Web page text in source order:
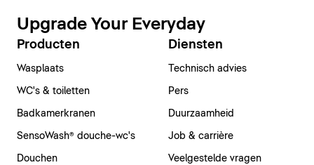
Upgrade Your Everyday
Producten
Wasplaats
WC's & toiletten
Badkamerkranen
SensoWash® douche-wc's
Douchen
Diensten
Technisch advies
Pers
Duurzaamheid
Job & carrière
Veelgestelde vragen